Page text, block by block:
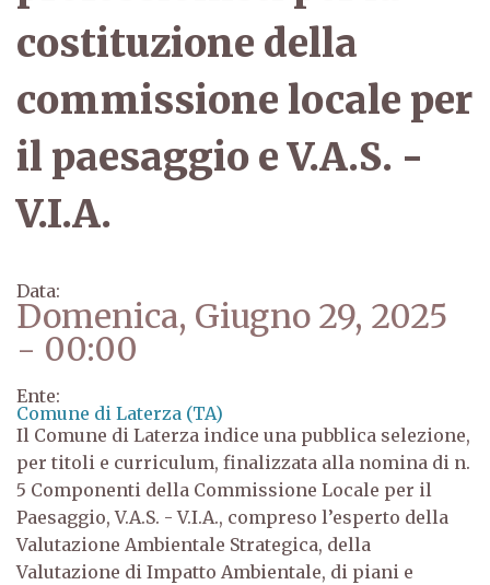
costituzione della
commissione locale per
il paesaggio e V.A.S. -
V.I.A.
Data:
Domenica, Giugno 29, 2025
- 00:00
Ente:
Comune di Laterza (TA)
Il Comune di Laterza indice una pubblica selezione,
per titoli e curriculum, finalizzata alla nomina di n.
5 Componenti della Commissione Locale per il
Paesaggio, V.A.S. - V.I.A., compreso l’esperto della
Valutazione Ambientale Strategica, della
Valutazione di Impatto Ambientale, di piani e